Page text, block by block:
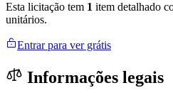
Esta licitação tem 1 item detalhado
unitários.
Entrar para ver grátis
Informações legais